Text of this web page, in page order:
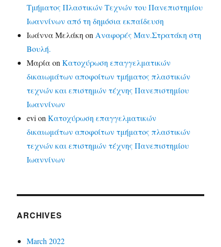
Τμήματος Πλαστικών Τεχνών του Πανεπιστημίου
Ιωαννίνων από τη δημόσια εκπαίδευση
Ιωάννα Μελάκη on Αναφορές Μαν.Στρατάκη στη
Βουλή.
ΜαρίαonΚατοχύρωση επαγγελματικών
δικαιωμάτων αποφοίτων τμήματος πλαστικών
τεχνών και επιστημών τέχνης Πανεπιστημίου
Ιωαννίνων
evi onΚατοχύρωση επαγγελματικών
δικαιωμάτων αποφοίτων τμήματος πλαστικών
τεχνών και επιστημών τέχνης Πανεπιστημίου
Ιωαννίνων
ARCHIVES
March 2022